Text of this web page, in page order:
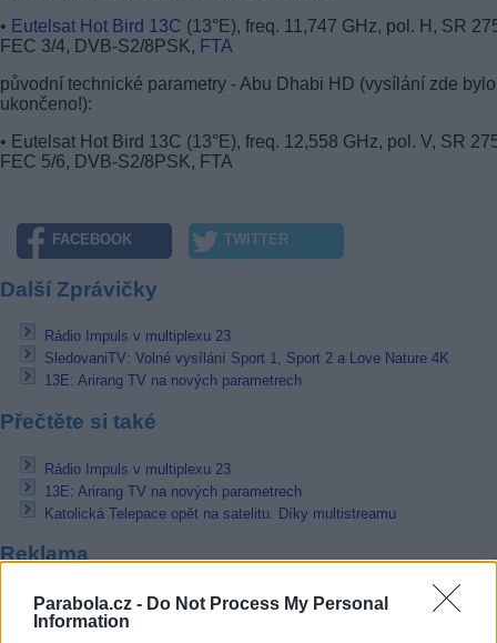
Parabola.cz - Do Not Process My Personal
Information
• Eutelsat Hot Bird 13C (13°E), freq. 11,747 GHz, pol. H, SR
FEC 3/4, DVB-S2/8PSK, FTA
původní technické parametry - Abu Dhabi HD (vysílání zde bylo
ukončeno!):
• Eutelsat Hot Bird 13C (13°E), freq. 12,558 GHz, pol. V, SR
FEC 5/6, DVB-S2/8PSK, FTA
FACEBOOK TWITTER
Další Zprávičky
Rádio Impuls v multiplexu 23
SledovaniTV: Volné vysílání Sport 1, Sport 2 a Love Nature 4K
13E: Arirang TV na nových parametrech
Přečtěte si také
Rádio Impuls v multiplexu 23
13E: Arirang TV na nových parametrech
Katolická Telepace opět na satelitu. Díky multistreamu
Reklama
Pracovní nabídky